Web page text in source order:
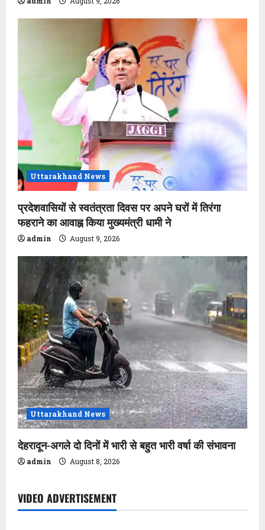
Uttarakhand News
प्रदेशवासियों से स्वतंत्रता दिवस पर अपने घरों में तिरंगा
फहराने का आवाह्न किया मुख्यमंत्री धामी ने
admin August 9, 2026
Uttarakhand News
देहरादून-अगले दो दिनों में भारी से बहुत भारी वर्षा की संभावना
admin August 8, 2026
VIDEO ADVERTISEMENT